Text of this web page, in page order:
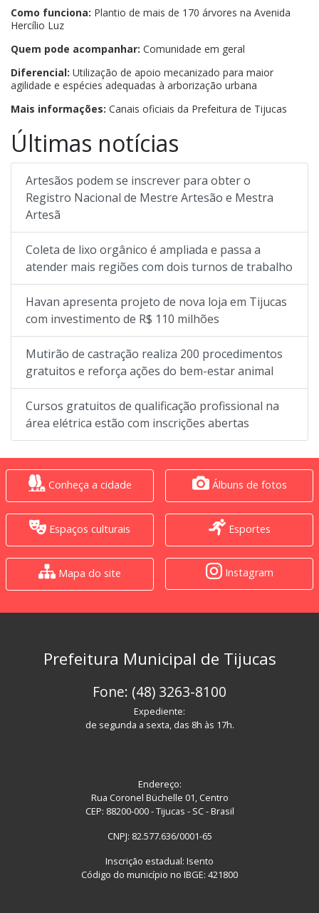
Como funciona: Plantio de mais de 170 árvores na Avenida
Hercílio Luz
Quem pode acompanhar: Comunidade em geral
Diferencial: Utilização de apoio mecanizado para maior
agilidade e espécies adequadas à arborização urbana
Mais informações: Canais oficiais da Prefeitura de Tijucas
Últimas notícias
Artesãos podem se inscrever para obter o
Registro Nacional de Mestre Artesão e Mestra
Artesã
Coleta de lixo orgânico é ampliada e passa a
atender mais regiões com dois turnos de trabalho
Havan apresenta projeto de nova loja em Tijucas
com investimento de R$ 110 milhões
Mutirão de castração realiza 200 procedimentos
gratuitos e reforça ações do bem-estar animal
Cursos gratuitos de qualificação profissional na
área elétrica estão com inscrições abertas
Conheça a cidade Álbuns de fotos
Espaços culturais Esportes
Mapa do site Instagram
Prefeitura Municipal de Tijucas
Fone: (48) 3263-8100
Expediente:
de segunda a sexta, das 8h às 17h.
Endereço:
Rua Coronel Büchelle 01, Centro
CEP: 88200-000 - Tijucas - SC - Brasil
CNPJ: 82.577.636/0001-65
Inscrição estadual: Isento
Código do município no IBGE: 421800